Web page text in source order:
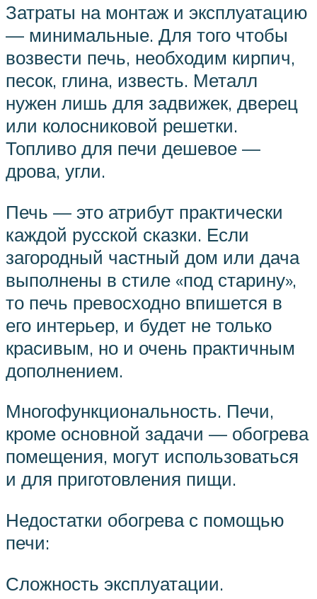
Затраты на монтаж и эксплуатацию
— минимальные. Для того чтобы
возвести печь, необходим кирпич,
песок, глина, известь. Металл
нужен лишь для задвижек, дверец
или колосниковой решетки.
Топливо для печи дешевое —
дрова, угли.
Печь — это атрибут практически
каждой русской сказки. Если
загородный частный дом или дача
выполнены в стиле «под старину»,
то печь превосходно впишется в
его интерьер, и будет не только
красивым, но и очень практичным
дополнением.
Многофункциональность. Печи,
кроме основной задачи — обогрева
помещения, могут использоваться
и для приготовления пищи.
Недостатки обогрева с помощью
печи:
Сложность эксплуатации.